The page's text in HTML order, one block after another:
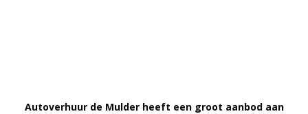
Autoverhuur de Mulder heeft een groot aanbod aan